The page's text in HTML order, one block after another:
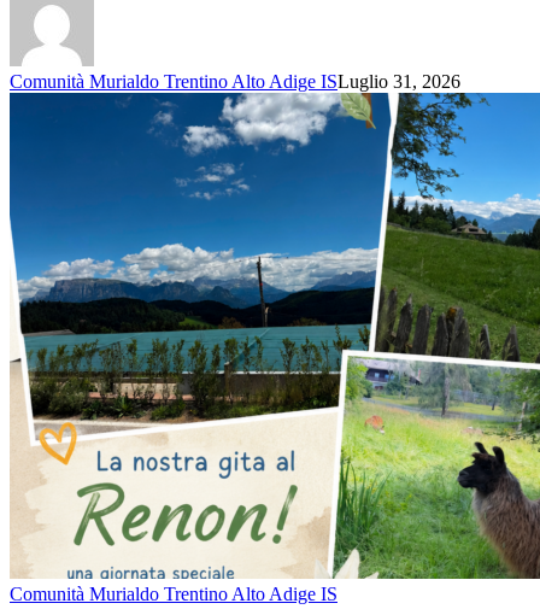
Comunità Murialdo Trentino Alto Adige ISLuglio 31, 2026
Comunità Murialdo Trentino Alto Adige IS